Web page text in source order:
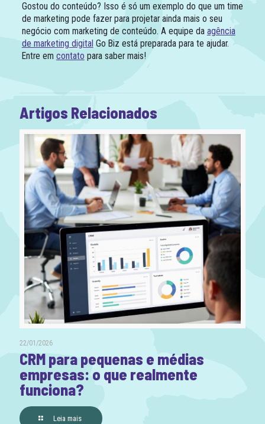
Gostou do conteúdo? Isso é só um exemplo do que um time
de marketing pode fazer para projetar ainda mais o seu
negócio com marketing de conteúdo. A equipe da agência
de marketing digital Go Biz está preparada para te ajudar.
Entre em contato para saber mais!
Artigos Relacionados
22/01/2026
CRM para pequenas e médias
empresas: o que realmente
funciona?
Leia mais